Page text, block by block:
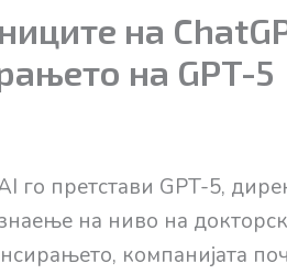
на
на GPT-5
го претстави GPT-5,
на ниво на
компанијата